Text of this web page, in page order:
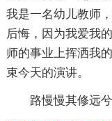
我是一名幼儿教师
后悔，因为我爱我
师的事业上挥洒我
束今天的演讲。
路慢慢其修远